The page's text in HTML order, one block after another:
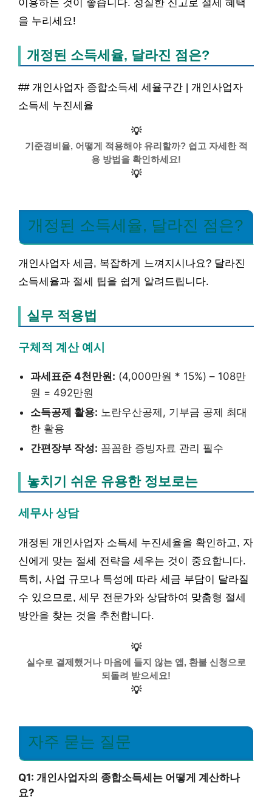
이용하는 것이 좋습니다. 성실한 신고로 절세 혜택
을 누리세요!
개정된 소득세율, 달라진 점은?
## 개인사업자 종합소득세 세율구간 | 개인사업자
소득세 누진세율
💡
기준경비율, 어떻게 적용해야 유리할까? 쉽고 자세한 적
용 방법을 확인하세요!
💡
개정된 소득세율, 달라진 점은?
개인사업자 세금, 복잡하게 느껴지시나요? 달라진
소득세율과 절세 팁을 쉽게 알려드립니다.
실무 적용법
구체적 계산 예시
과세표준 4천만원: (4,000만원 * 15%) – 108만
원 = 492만원
소득공제 활용: 노란우산공제, 기부금 공제 최대
한 활용
간편장부 작성: 꼼꼼한 증빙자료 관리 필수
놓치기 쉬운 유용한 정보로는
세무사 상담
개정된 개인사업자 소득세 누진세율을 확인하고, 자
신에게 맞는 절세 전략을 세우는 것이 중요합니다.
특히, 사업 규모나 특성에 따라 세금 부담이 달라질
수 있으므로, 세무 전문가와 상담하여 맞춤형 절세
방안을 찾는 것을 추천합니다.
💡
실수로 결제했거나 마음에 들지 않는 앱, 환불 신청으로
되돌려 받으세요!
💡
자주 묻는 질문
Q1: 개인사업자의 종합소득세는 어떻게 계산하나
요?